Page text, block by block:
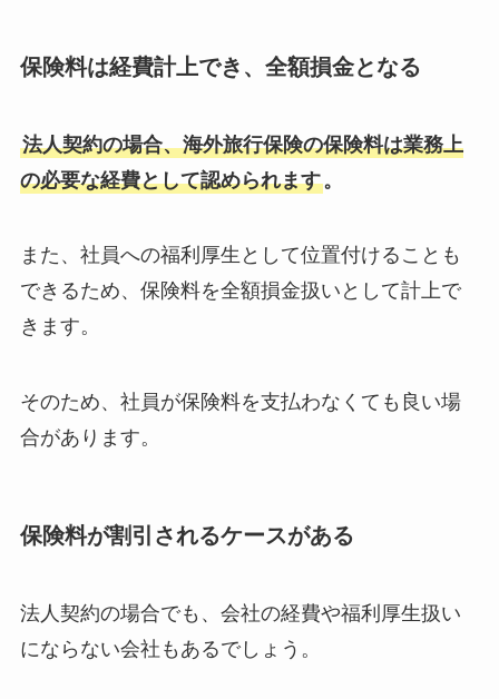
保険料は経費計上でき、全額損金となる
法人契約の場合、海外旅行保険の保険料は業務上
の必要な経費として認められます。
また、社員への福利厚生として位置付けることも
できるため、保険料を全額損金扱いとして計上で
きます。
そのため、社員が保険料を支払わなくても良い場
合があります。
保険料が割引されるケースがある
法人契約の場合でも、会社の経費や福利厚生扱い
にならない会社もあるでしょう。